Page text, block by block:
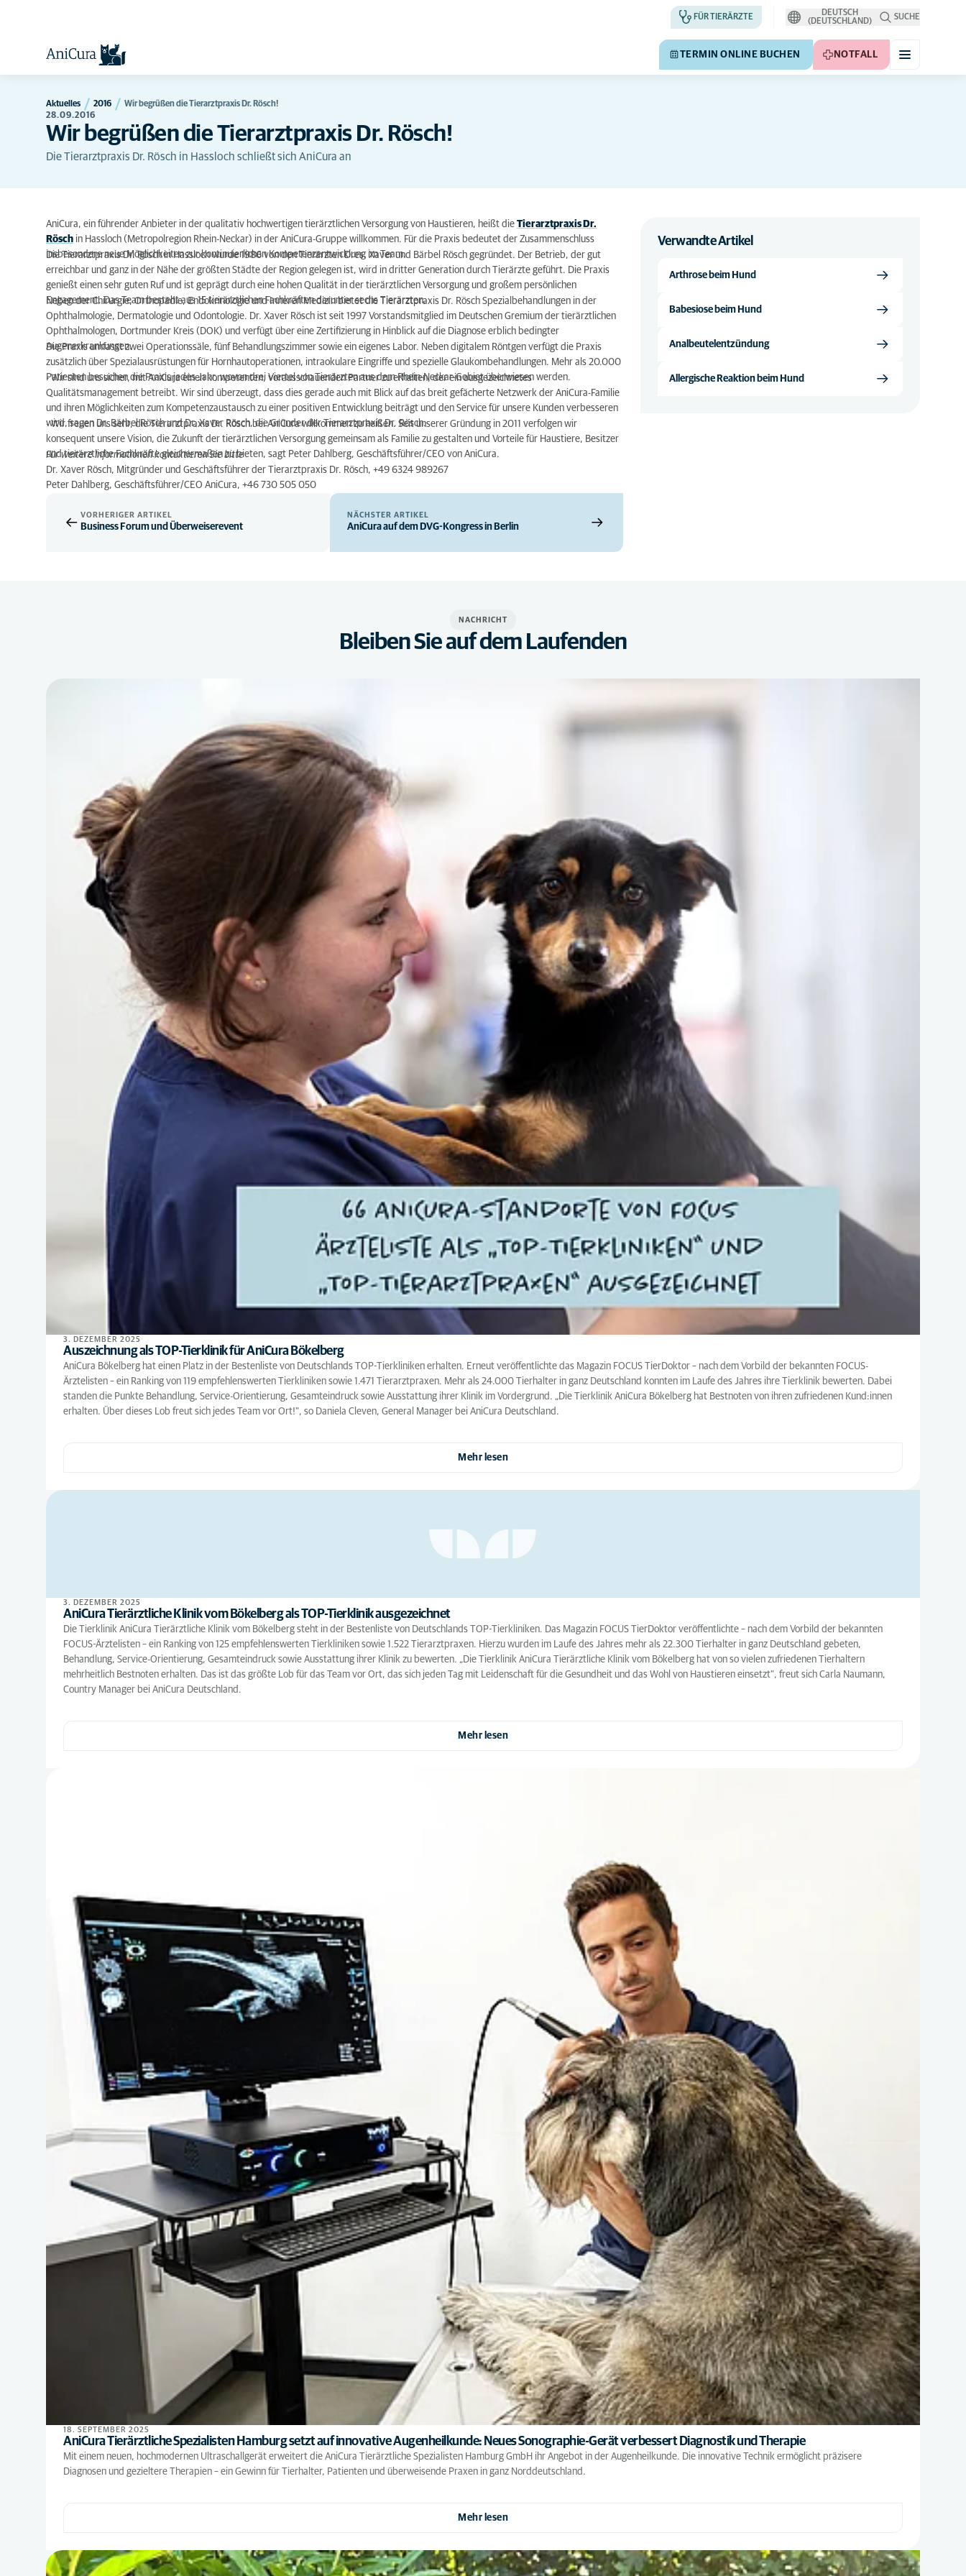
FÜR TIERÄRZTE
DEUTSCH
(DEUTSCHLAND)
SUCHE
TERMIN ONLINE BUCHEN NOTFALL
Aktuelles 2016
Wir begrüßen die Tierarztpraxis Dr. Rösch!
28.09.2016
Wir begrüßen die Tierarztpraxis Dr. Rösch!
Die Tierarztpraxis Dr. Rösch in Hassloch schließt sich AniCura an
AniCura, ein führender Anbieter in der qualitativ hochwertigen tierärztlichen Versorgung von Haustieren, heißt die Tierarztpraxis Dr.
Rösch in Hassloch (Metropolregion Rhein-Neckar) in der AniCura-Gruppe willkommen. Für die Praxis bedeutet der Zusammenschluss
insbesondere neue Möglichkeiten zur kontinuierlichen Kompetenzentwicklung im Team.
Die Tierarztpraxis Dr. Rösch in Hassloch wurde 1986 von den Tierärzten Dres. Xaver und Bärbel Rösch gegründet. Der Betrieb, der gut
erreichbar und ganz in der Nähe der größten Städte der Region gelegen ist, wird in dritter Generation durch Tierärzte geführt. Die Praxis
genießt einen sehr guten Ruf und ist geprägt durch eine hohen Qualität in der tierärztlichen Versorgung und großem persönlichen
Engagement. Das Team besteht aus 15 tierärztlichen Fachkräften darunter sechs Tierärzten.
Neben der Chirurgie, Orthopädie, Endokrinologie und Inneren Medizin bietet die Tierarztpraxis Dr. Rösch Spezialbehandlungen in der
Ophthalmologie, Dermatologie und Odontologie. Dr. Xaver Rösch ist seit 1997 Vorstandsmitglied im Deutschen Gremium der tierärztlichen
Ophthalmologen, Dortmunder Kreis (DOK) und verfügt über eine Zertifizierung in Hinblick auf die Diagnose erblich bedingter
Augenerkrankungen.
Die Praxis umfasst zwei Operationssäle, fünf Behandlungszimmer sowie ein eigenes Labor. Neben digitalem Röntgen verfügt die Praxis
zusätzlich über Spezialausrüstungen für Hornhautoperationen, intraokulare Eingriffe und spezielle Glaukombehandlungen. Mehr als 20.000
Patienten besuchen die Praxis jedes Jahr, wovon drei Viertel von Tierärzten aus dem Rhein-Neckar-Gebiet überwiesen werden.
- Wir sind uns sicher, mit AniCura einen kompetenten, vorausschauenden Partner zu erhalten, der ein ausgezeichnetes
Qualitätsmanagement betreibt. Wir sind überzeugt, dass dies gerade auch mit Blick auf das breit gefächerte Netzwerk der AniCura-Familie
und ihren Möglichkeiten zum Kompetenzaustausch zu einer positiven Entwicklung beiträgt und den Service für unsere Kunden verbesseren
wird, sagen Dr. Bärbel Rösch und Dr. Xaver Rösch, die Gründer der Tierarztpraxis Dr. Rösch.
- Wir freuen uns sehr, die Tierarztpraxis Dr. Rösch bei AniCura willkommen zu heißen. Seit unserer Gründung in 2011 verfolgen wir
konsequent unsere Vision, die Zukunft der tierärztlichen Versorgung gemeinsam als Familie zu gestalten und Vorteile für Haustiere, Besitzer
und tierärztliche Fachkräfte gleichermaßen zu bieten, sagt Peter Dahlberg, Geschäftsführer/CEO von AniCura.
Für weitere Informationen kontaktieren Sie bitte
Dr. Xaver Rösch, Mitgründer und Geschäftsführer der Tierarztpraxis Dr. Rösch, +49 6324 989267
Peter Dahlberg, Geschäftsführer/CEO AniCura, +46 730 505 050
VORHERIGER ARTIKEL
Business Forum und Überweiserevent
NÄCHSTER ARTIKEL
AniCura auf dem DVG-Kongress in Berlin
Verwandte Artikel
Arthrose beim Hund
Babesiose beim Hund
Analbeutelentzündung
Allergische Reaktion beim Hund
NACHRICHT
Bleiben Sie auf dem Laufenden
3. DEZEMBER 2025
Auszeichnung als TOP-Tierklinik für AniCura Bökelberg
AniCura Bökelberg hat einen Platz in der Bestenliste von Deutschlands TOP-Tierkliniken erhalten. Erneut veröffentlichte das Magazin FOCUS TierDoktor – nach dem Vorbild der bekannten FOCUS-
Ärztelisten – ein Ranking von 119 empfehlenswerten Tierkliniken sowie 1.471 Tierarztpraxen. Mehr als 24.000 Tierhalter in ganz Deutschland konnten im Laufe des Jahres ihre Tierklinik bewerten. Dabei
standen die Punkte Behandlung, Service-Orientierung, Gesamteindruck sowie Ausstattung ihrer Klinik im Vordergrund. „Die Tierklinik AniCura Bökelberg hat Bestnoten von ihren zufriedenen Kund:innen
erhalten. Über dieses Lob freut sich jedes Team vor Ort!“, so Daniela Cleven, General Manager bei AniCura Deutschland.
Mehr lesen
3. DEZEMBER 2025
AniCura Tierärztliche Klinik vom Bökelberg als TOP-Tierklinik ausgezeichnet
Die Tierklinik AniCura Tierärztliche Klinik vom Bökelberg steht in der Bestenliste von Deutschlands TOP-Tierkliniken. Das Magazin FOCUS TierDoktor veröffentlichte – nach dem Vorbild der bekannten
FOCUS-Ärztelisten – ein Ranking von 125 empfehlenswerten Tierkliniken sowie 1.522 Tierarztpraxen. Hierzu wurden im Laufe des Jahres mehr als 22.300 Tierhalter in ganz Deutschland gebeten,
Behandlung, Service-Orientierung, Gesamteindruck sowie Ausstattung ihrer Klinik zu bewerten. „Die Tierklinik AniCura Tierärztliche Klinik vom Bökelberg hat von so vielen zufriedenen Tierhaltern
mehrheitlich Bestnoten erhalten. Das ist das größte Lob für das Team vor Ort, das sich jeden Tag mit Leidenschaft für die Gesundheit und das Wohl von Haustieren einsetzt“, freut sich Carla Naumann,
Country Manager bei AniCura Deutschland.
Mehr lesen
18. SEPTEMBER 2025
AniCura Tierärztliche Spezialisten Hamburg setzt auf innovative Augenheilkunde: Neues Sonographie-Gerät verbessert Diagnostik und Therapie
Mit einem neuen, hochmodernen Ultraschallgerät erweitert die AniCura Tierärztliche Spezialisten Hamburg GmbH ihr Angebot in der Augenheilkunde. Die innovative Technik ermöglicht präzisere
Diagnosen und gezieltere Therapien – ein Gewinn für Tierhalter, Patienten und überweisende Praxen in ganz Norddeutschland.
Mehr lesen